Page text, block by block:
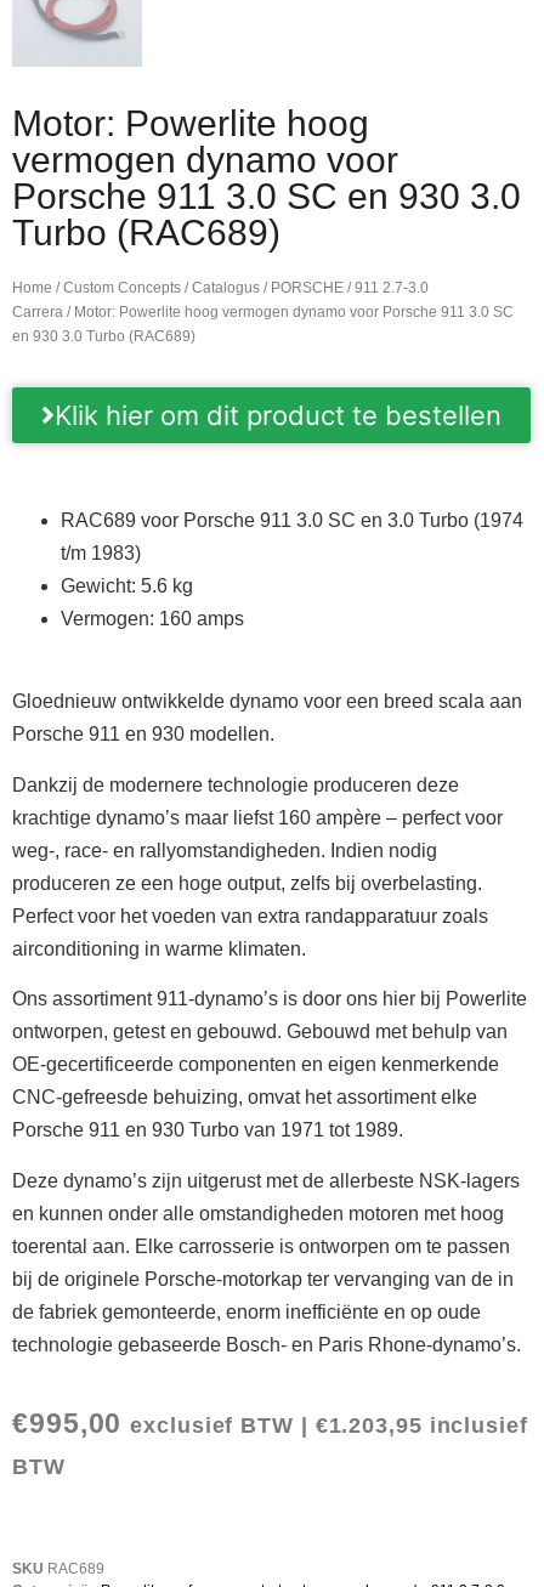
Motor: Powerlite hoog
vermogen dynamo voor
Porsche 911 3.0 SC en 930 3.0
Turbo (RAC689)
Home /Custom Concepts /Catalogus / PORSCHE /911 2.7-3.0
Carrera / Motor: Powerlite hoog vermogen dynamo voor Porsche 911 3.0 SC
en 930 3.0 Turbo (RAC689)
Klik hier om dit product te bestellen
RAC689 voor Porsche 911 3.0 SC en 3.0 Turbo (1974
t/m 1983)
Gewicht: 5.6 kg
Vermogen: 160 amps
Gloednieuw ontwikkelde dynamo voor een breed scala aan
Porsche 911 en 930 modellen.
Dankzij de modernere technologie produceren deze
krachtige dynamo’s maar liefst 160 ampère – perfect voor
weg-, race- en rallyomstandigheden. Indien nodig
produceren ze een hoge output, zelfs bij overbelasting.
Perfect voor het voeden van extra randapparatuur zoals
airconditioning in warme klimaten.
Ons assortiment 911-dynamo’s is door ons hier bij Powerlite
ontworpen, getest en gebouwd. Gebouwd met behulp van
OE-gecertificeerde componenten en eigen kenmerkende
CNC-gefreesde behuizing, omvat het assortiment elke
Porsche 911 en 930 Turbo van 1971 tot 1989.
Deze dynamo’s zijn uitgerust met de allerbeste NSK-lagers
en kunnen onder alle omstandigheden motoren met hoog
toerental aan. Elke carrosserie is ontworpen om te passen
bij de originele Porsche-motorkap ter vervanging van de in
de fabriek gemonteerde, enorm inefficiënte en op oude
technologie gebaseerde Bosch- en Paris Rhone-dynamo’s.
€995,00 exclusief BTW | €1.203,95 inclusief
BTW
SKU RAC689